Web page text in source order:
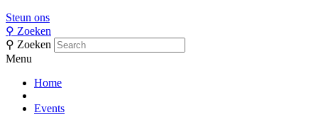
Steun ons
⚲ Zoeken
⚲ Zoeken
Menu
Home
Events